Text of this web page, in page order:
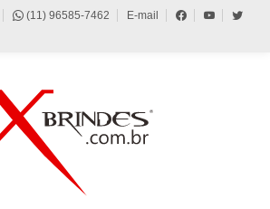
(11) 96585-7462 E-mail